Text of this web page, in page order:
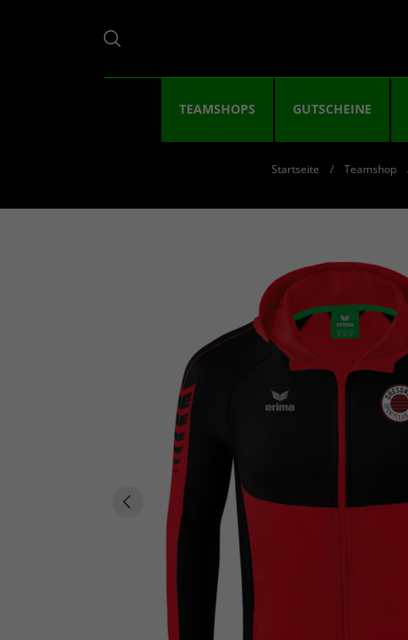
TEAMSHOPS GUTSCHEINE
Startseite Teamshop